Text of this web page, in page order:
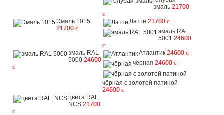
эмаль 21700
c
Эмаль 1015
21700 c
Латте 21700 c
эмаль RAL
5001 24600
c
эмаль RAL
5000 24600
c
Атлантик 24600 c
чёрная 24600 c
чёрная с золотой патиной
24600 c
цвета RAL,
NCS 21700
c